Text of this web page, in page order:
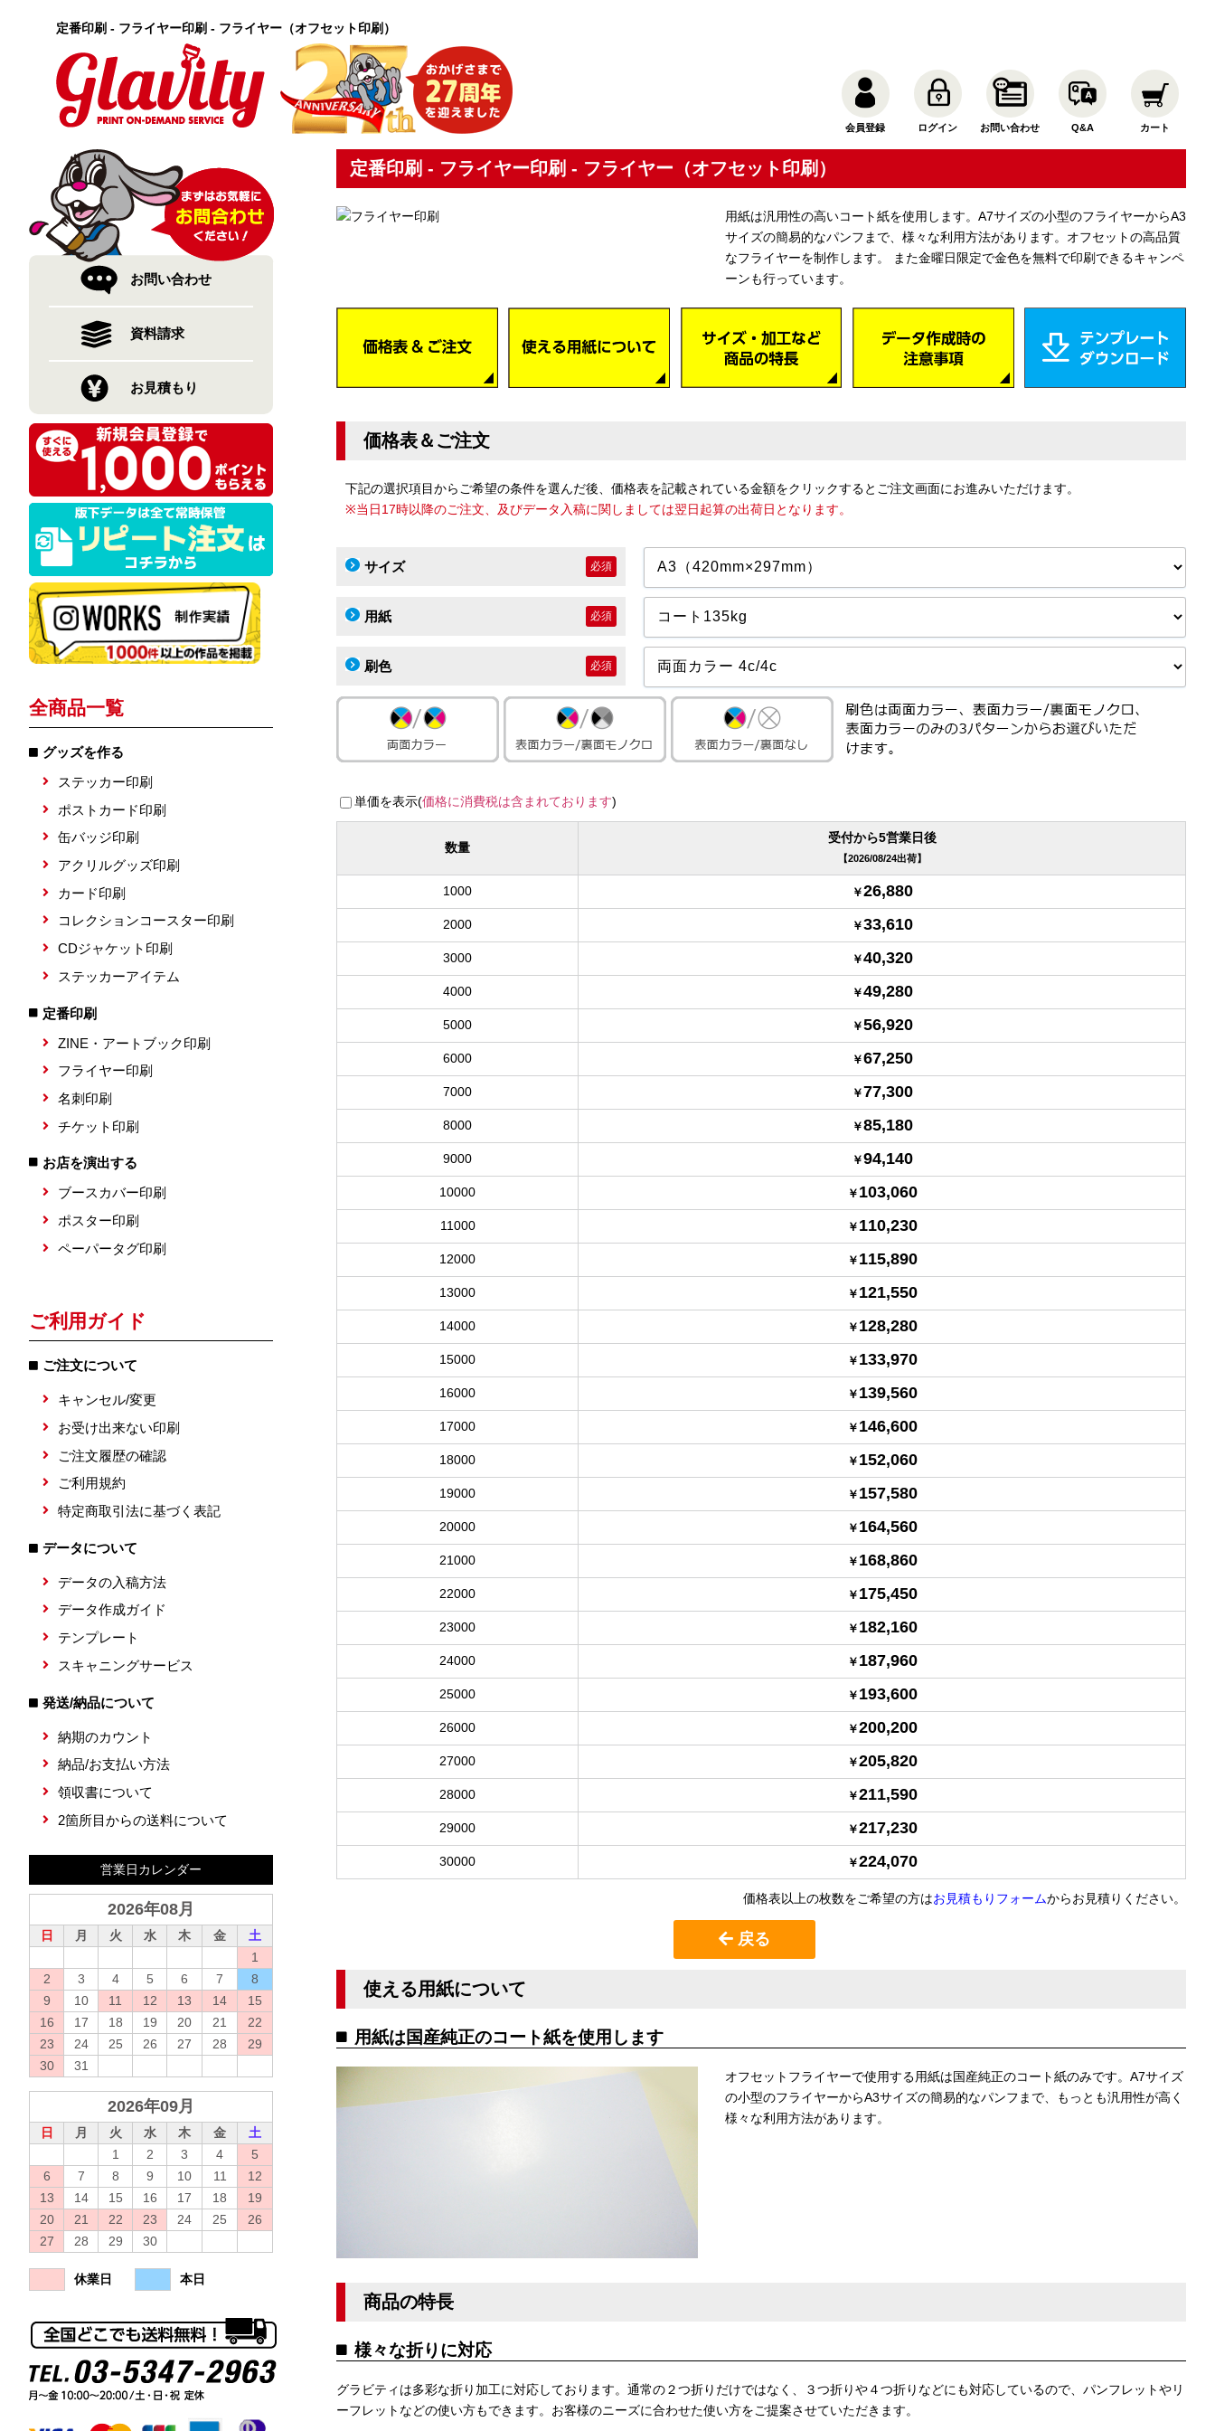
定番印刷 - フライヤー印刷 - フライヤー（オフセット印刷）
会員登録 ログイン お問い合わせ Q&A カート
お問い合わせ
資料請求
お見積もり
全商品一覧
グッズを作る
ステッカー印刷
ポストカード印刷
缶バッジ印刷
アクリルグッズ印刷
カード印刷
コレクションコースター印刷
CDジャケット印刷
ステッカーアイテム
定番印刷
ZINE・アートブック印刷
フライヤー印刷
名刺印刷
チケット印刷
お店を演出する
ブースカバー印刷
ポスター印刷
ペーパータグ印刷
ご利用ガイド
ご注文について
キャンセル/変更
お受け出来ない印刷
ご注文履歴の確認
ご利用規約
特定商取引法に基づく表記
データについて
データの入稿方法
データ作成ガイド
テンプレート
スキャニングサービス
発送/納品について
納期のカウント
納品/お支払い方法
領収書について
2箇所目からの送料について
営業日カレンダー
2026年08月
日 月 火 水 木 金
土
1
2
3 4 5 6 7
8
9
10 11 12 13 14
15
16
17 18 19 20 21
22
23
24 25 26 27 28
29
30
31
2026年09月
日 月 火 水 木 金
土
1
2 3 4
5
6
7 8 9 10 11
12
13
14 15 16 17 18
19
20
21 22 23 24 25
26
27
28 29 30
休業日 本日
定番印刷 - フライヤー印刷 - フライヤー（オフセット印刷）
用紙は汎用性の高いコート紙を使用します。A7サイズの小型のフライヤーからA3
サイズの簡易的なパンフまで、様々な利用方法があります。オフセットの高品質
なフライヤーを制作します。 また金曜日限定で金色を無料で印刷できるキャンペ
ーンも行っています。
価格表＆ご注文
下記の選択項目からご希望の条件を選んだ後、価格表を記載されている金額をクリックするとご注文画面にお進みいただけます。
※当日17時以降のご注文、及びデータ入稿に関しましては翌日起算の出荷日となります。
サイズ 必須
用紙 必須
刷色 必須
単価を表示(価格に消費税は含まれております)
数量
受付から5営業日後
2026/08/24出荷
1000 26,880
2000 33,610
3000 40,320
4000 49,280
5000 56,920
6000 67,250
7000 77,300
8000 85,180
9000 94,140
10000 103,060
11000 110,230
12000 115,890
13000 121,550
14000 128,280
15000 133,970
16000 139,560
17000 146,600
18000 152,060
19000 157,580
20000 164,560
21000 168,860
22000 175,450
23000 182,160
24000 187,960
25000 193,600
26000 200,200
27000 205,820
28000 211,590
29000 217,230
30000 224,070
価格表以上の枚数をご希望の方はお見積もりフォームからお見積りください。
戻る
使える用紙について
用紙は国産純正のコート紙を使用します
オフセットフライヤーで使用する用紙は国産純正のコート紙のみです。A7サイズ
の小型のフライヤーからA3サイズの簡易的なパンフまで、もっとも汎用性が高く
様々な利用方法があります。
商品の特長
様々な折りに対応
グラビティは多彩な折り加工に対応しております。通常の２つ折りだけではなく、３つ折りや４つ折りなどにも対応しているので、パンフレットやリ
ーフレットなどの使い方もできます。お客様のニーズに合わせた使い方をご提案させていただきます。